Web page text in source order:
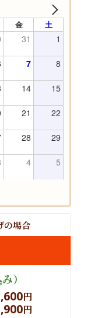
金 土
31 1
7 8
14 15
21 22
28 29
4 5
の場合
）
円
円